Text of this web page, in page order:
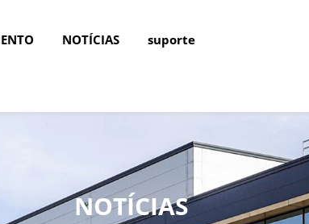
NOTÍCIAS suporte
NOTÍCIAS